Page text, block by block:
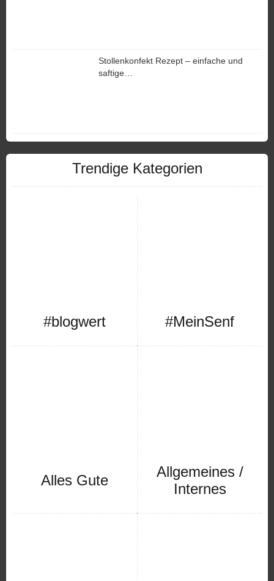
Stollenkonfekt Rezept – einfache und
saftige…
Trendige Kategorien
#blogwert #MeinSenf
Alles Gute
Allgemeines /
Internes